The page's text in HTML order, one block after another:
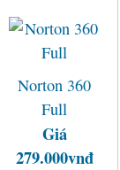
Norton 360
Full
Giá
279.000vnđ